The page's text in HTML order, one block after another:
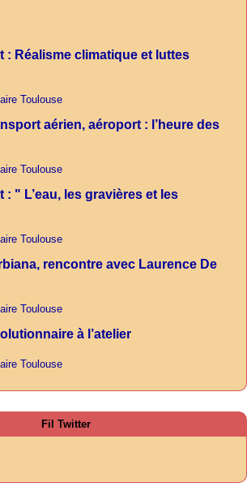
: Réalisme climatique et luttes
Toulouse
aérien, aéroport : l’heure des
Toulouse
: " L’eau, les gravières et les
Toulouse
rencontre avec Laurence De
Toulouse
à l’atelier
Toulouse
Fil Twitter